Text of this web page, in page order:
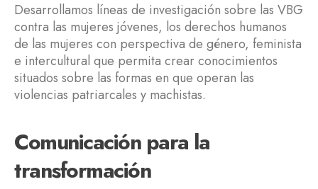
Desarrollamos líneas de investigación sobre las VBG
contra las mujeres jóvenes, los derechos humanos
de las mujeres con perspectiva de género, feminista
e intercultural que permita crear conocimientos
situados sobre las formas en que operan las
violencias patriarcales y machistas.
Comunicación para la
transformación